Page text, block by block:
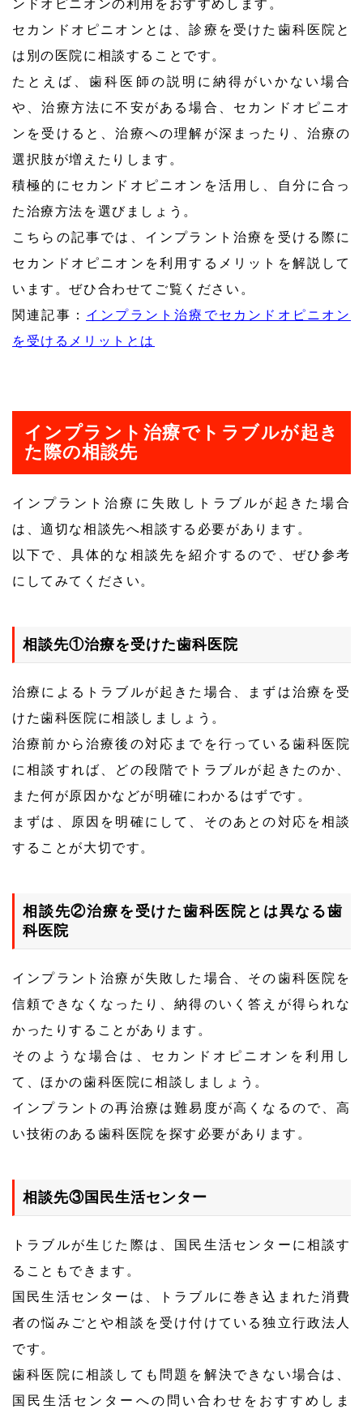
ンドオピニオンの利用をおすすめします。
セカンドオピニオンとは、診療を受けた歯科医院と
は別の医院に相談することです。
たとえば、歯科医師の説明に納得がいかない場合
や、治療方法に不安がある場合、セカンドオピニオ
ンを受けると、治療への理解が深まったり、治療の
選択肢が増えたりします。
積極的にセカンドオピニオンを活用し、自分に合っ
た治療方法を選びましょう。
こちらの記事では、インプラント治療を受ける際に
セカンドオピニオンを利用するメリットを解説して
います。ぜひ合わせてご覧ください。
関連記事： インプラント治療でセカンドオピニオン
を受けるメリットとは
インプラント治療でトラブルが起き
た際の相談先
インプラント治療に失敗しトラブルが起きた場合
は、適切な相談先へ相談する必要があります。
以下で、具体的な相談先を紹介するので、ぜひ参考
にしてみてください。
相談先①治療を受けた歯科医院
治療によるトラブルが起きた場合、まずは治療を受
けた歯科医院に相談しましょう。
治療前から治療後の対応までを行っている歯科医院
に相談すれば、どの段階でトラブルが起きたのか、
また何が原因かなどが明確にわかるはずです。
まずは、原因を明確にして、そのあとの対応を相談
することが大切です。
相談先②治療を受けた歯科医院とは異なる歯
科医院
インプラント治療が失敗した場合、その歯科医院を
信頼できなくなったり、納得のいく答えが得られな
かったりすることがあります。
そのような場合は、セカンドオピニオンを利用し
て、ほかの歯科医院に相談しましょう。
インプラントの再治療は難易度が高くなるので、高
い技術のある歯科医院を探す必要があります。
相談先③国民生活センター
トラブルが生じた際は、国民生活センターに相談す
ることもできます。
国民生活センターは、トラブルに巻き込まれた消費
者の悩みごとや相談を受け付けている独立行政法人
です。
歯科医院に相談しても問題を解決できない場合は、
国民生活センターへの問い合わせをおすすめしま